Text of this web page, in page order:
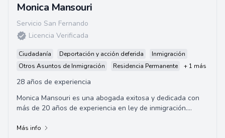
Monica Mansouri
Servicio San Fernando
Licencia Verificada
Ciudadanía Deportación y acción deferida
Inmigración
Otros Asuntos de Inmigración
Residencia Permanente + 1 más
28 años de experiencia
Monica Mansouri es una abogada exitosa y dedicada con
más de 20 años de experiencia en ley de inmigración.
Más info